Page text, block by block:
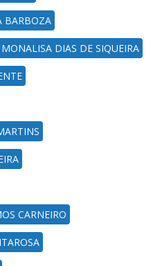
BARBOZA
MONALISA DIAS DE SIQUEIRA
CARNEIRO